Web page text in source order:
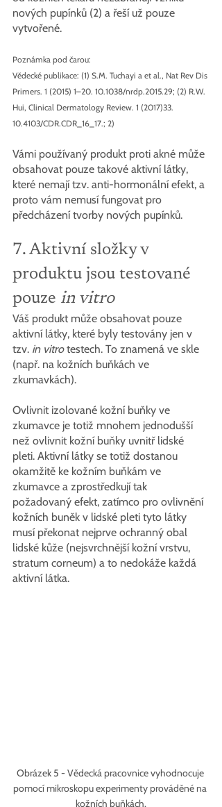
nových pupínků (2) a řeší už pouze
vytvořené.
Poznámka pod čarou:
Vědecké publikace: (1) S.M. Tuchayi a et al., Nat Rev Dis
Primers. 1 (2015) 1–20. 10.1038/nrdp.2015.29; (2) R.W.
Hui, Clinical Dermatology Review. 1 (2017)33.
10.4103/CDR.CDR_16_17.; 2)
Vámi používaný produkt proti akné může
obsahovat pouze takové aktivní látky,
které nemají tzv. anti-hormonální efekt, a
proto vám nemusí fungovat pro
předcházení tvorby nových pupínků.
7. Aktivní složky v
produktu jsou testované
pouze in vitro
Váš produkt může obsahovat pouze
aktivní látky, které byly testovány jen v
tzv. in vitro testech. To znamená ve skle
(např. na kožních buňkách ve
zkumavkách).
Ovlivnit izolované kožní buňky ve
zkumavce je totiž mnohem jednodušší
než ovlivnit kožní buňky uvnitř lidské
pleti. Aktivní látky se totiž dostanou
okamžitě ke kožním buňkám ve
zkumavce a zprostředkují tak
požadovaný efekt, zatímco pro ovlivnění
kožních buněk v lidské pleti tyto látky
musí překonat nejprve ochranný obal
lidské kůže (nejsvrchnější kožní vrstvu,
stratum corneum) a to nedokáže každá
aktivní látka.
Obrázek 5 - Vědecká pracovnice vyhodnocuje
pomocí mikroskopu experimenty prováděné na
kožních buňkách.